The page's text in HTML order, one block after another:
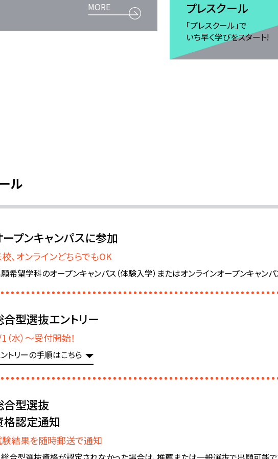
MORE プレスクール
「プレスクール」で
いち早く学びをスタート!
ル
ープンキャンパスに参加
、オンラインどちらでもOK
希望学科のオープンキャンパス（体験入学）またはオンラインオープンキャン
合型選抜エントリー
（水）〜受付開始！
トリーの手順はこちら
合型選抜
格認定通知
結果を随時郵送で通知